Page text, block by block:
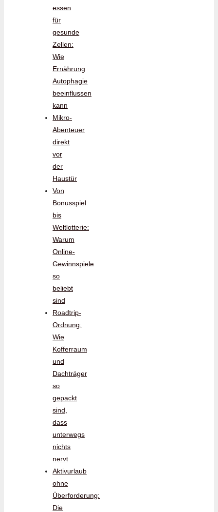
essen
für
gesunde
Zellen:
Wie
Ernährung
Autophagie
beeinflussen
kann
Mikro-
Abenteuer
direkt
vor
der
Haustür
Von
Bonusspiel
bis
Weltlotterie:
Warum
Online-
Gewinnspiele
so
beliebt
sind
Roadtrip-
Ordnung:
Wie
Kofferraum
und
Dachträger
so
gepackt
sind,
dass
unterwegs
nichts
nervt
Aktivurlaub
ohne
Überforderung:
Die